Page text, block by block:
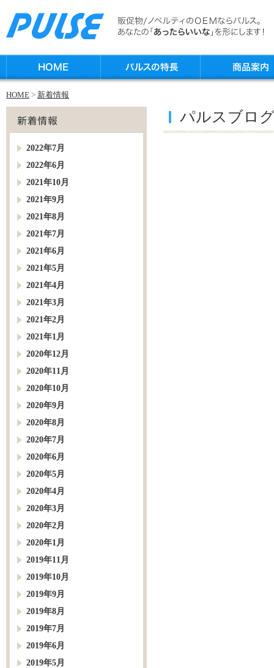
HOME > 新着情報
2022年7月
2022年6月
2021年10月
2021年9月
2021年8月
2021年7月
2021年6月
2021年5月
2021年4月
2021年3月
2021年2月
2021年1月
2020年12月
2020年11月
2020年10月
2020年9月
2020年8月
2020年7月
2020年6月
2020年5月
2020年4月
2020年3月
2020年2月
2020年1月
2019年11月
2019年10月
2019年9月
2019年8月
2019年7月
2019年6月
2019年5月
パルスブロ